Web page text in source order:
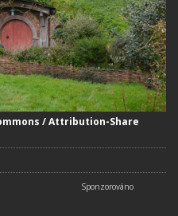
/ Attribution-Share